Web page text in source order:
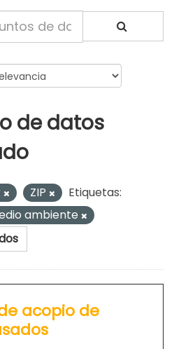
de datos
ZIP
Etiquetas:
ambiente
acopio de